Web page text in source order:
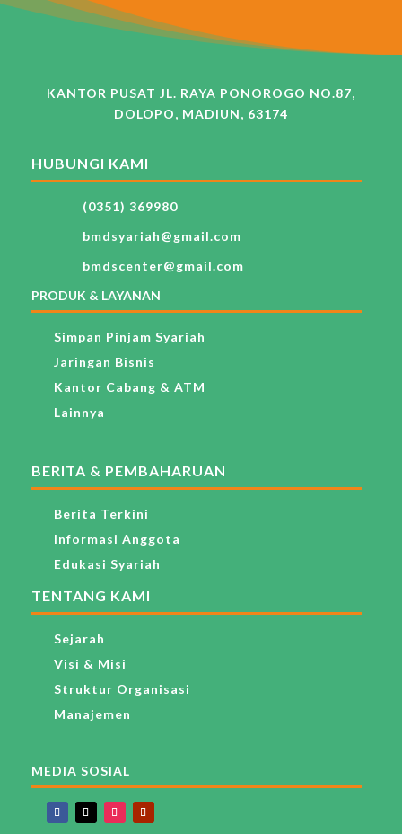
KANTOR PUSAT JL. RAYA PONOROGO NO.87,
DOLOPO, MADIUN, 63174
HUBUNGI KAMI
(0351) 369980
bmdsyariah@gmail.com
bmdscenter@gmail.com
PRODUK & LAYANAN
Simpan Pinjam Syariah
Jaringan Bisnis
Kantor Cabang & ATM
Lainnya
BERITA & PEMBAHARUAN
Berita Terkini
Informasi Anggota
Edukasi Syariah
TENTANG KAMI
Sejarah
Visi & Misi
Struktur Organisasi
Manajemen
MEDIA SOSIAL